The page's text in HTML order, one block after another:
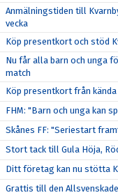
Anmälningstiden till
vecka
Köp presentkort och stöd
Nu får alla barn och unga
match
Köp presentkort från
FHM: "Barn och unga kan
Skånes FF: "Seriestart
Stort tack till Gula Höja,
Ditt företag kan nu stötta
Grattis till den